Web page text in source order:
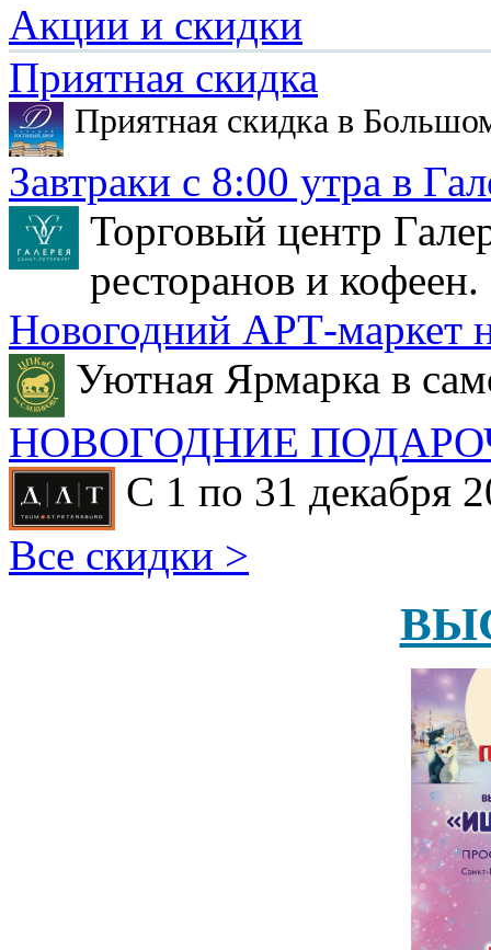
Акции и скидки
Приятная скидка
Приятная скидка в
Завтраки с 8:00 утра в
Торговый центр
ресторанов и кофеен.
Новогодний АРТ-маркет
Уютная Ярмарка в
НОВОГОДНИЕ
С 1 по 31 декабря
Все скидки >